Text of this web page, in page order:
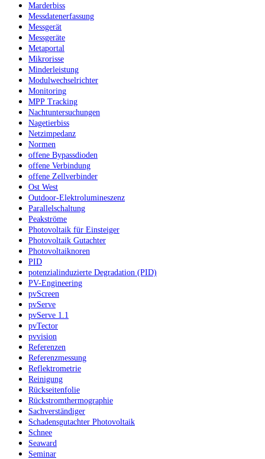
Marderbiss
Messdatenerfassung
Messgerät
Messgeräte
Metaportal
Mikrorisse
Minderleistung
Modulwechselrichter
Monitoring
MPP Tracking
Nachtuntersuchungen
Nagetierbiss
Netzimpedanz
Normen
offene Bypassdioden
offene Verbindung
offene Zellverbinder
Ost West
Outdoor-Elektrolumineszenz
Parallelschaltung
Peakströme
Photovoltaik für Einsteiger
Photovoltaik Gutachter
Photovoltaiknoren
PID
potenzialinduzierte Degradation (PID)
PV-Engineering
pvScreen
pvServe
pvServe 1.1
pvTector
pvvision
Referenzen
Referenzmessung
Reflektrometrie
Reinigung
Rückseitenfolie
Rückstromthermographie
Sachverständiger
Schadensgutachter Photovoltaik
Schnee
Seaward
Seminar